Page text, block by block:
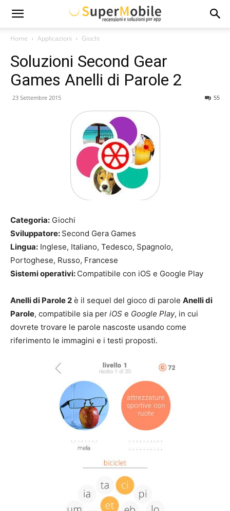
Super
Mobile
Home Applicazioni Giochi
Soluzioni Second Gear
Games Anelli di Parole 2
23 Settembre 2015 55
Categoria: Giochi
Sviluppatore: Second Gera Games
Lingua: Inglese, Italiano, Tedesco, Spagnolo,
Portoghese, Russo, Francese
Sistemi operativi: Compatibile con iOS e Google Play
Anelli di Parole 2 è il sequel del gioco di parole Anelli di
Parole, compatibile sia per iOS e Google Play, in cui
dovrete trovare le parole nascoste usando come
riferimento le immagini e i testi proposti.